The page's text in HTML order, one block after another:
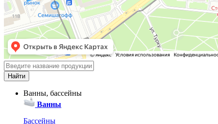
Ванны, бассейны
Ванны
Бассейны